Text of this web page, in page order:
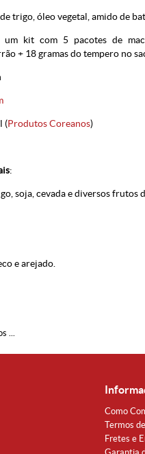
trigo, óleo vegetal, amido de
um kit com 5 pacotes de
+ 18 gramas do tempero no
(Produtos Coreanos)
:
soja, cevada e diversos frutos
e arejado.
...
Como
Termos
Fretes e